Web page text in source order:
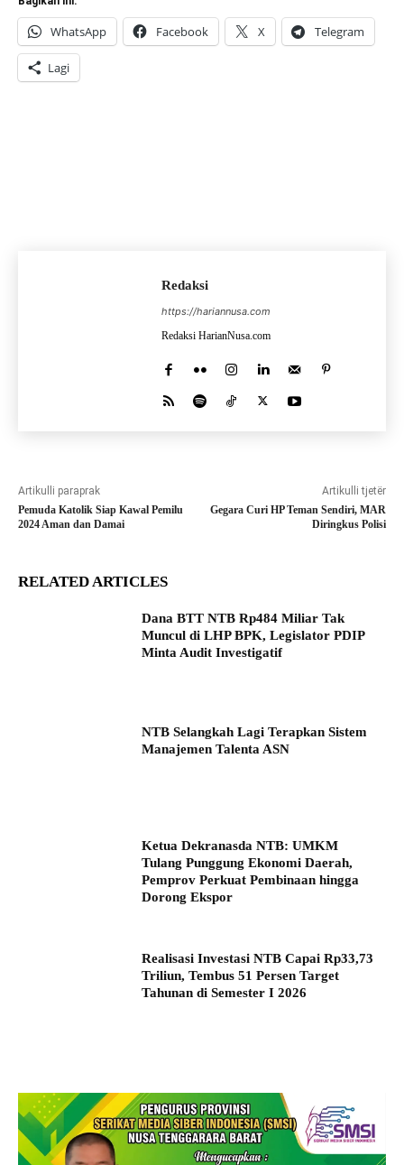
WhatsApp Facebook X Telegram
Lagi
Redaksi
https://hariannusa.com
Redaksi HarianNusa.com
Artikulli paraprak
Pemuda Katolik Siap Kawal Pemilu
2024 Aman dan Damai
Artikulli tjetër
Gegara Curi HP Teman Sendiri, MAR
Diringkus Polisi
RELATED ARTICLES
Dana BTT NTB Rp484 Miliar Tak
Muncul di LHP BPK, Legislator PDIP
Minta Audit Investigatif
NTB Selangkah Lagi Terapkan Sistem
Manajemen Talenta ASN
Ketua Dekranasda NTB: UMKM
Tulang Punggung Ekonomi Daerah,
Pemprov Perkuat Pembinaan hingga
Dorong Ekspor
Realisasi Investasi NTB Capai Rp33,73
Triliun, Tembus 51 Persen Target
Tahunan di Semester I 2026